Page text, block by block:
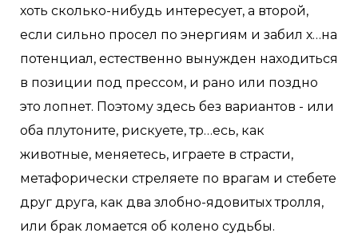
хоть сколько-нибудь интересует, а второй,
если сильно просел по энергиям и забил х…на
потенциал, естественно вынужден находиться
в позиции под прессом, и рано или поздно
это лопнет. Поэтому здесь без вариантов - или
оба плутоните, рискуете, тр…есь, как
животные, меняетесь, играете в страсти,
метафорически стреляете по врагам и стебете
друг друга, как два злобно-ядовитых тролля,
или брак ломается об колено судьбы.